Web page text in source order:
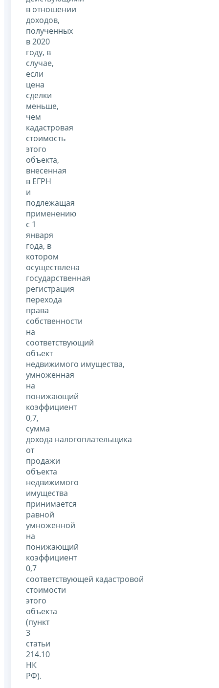
в отношении
доходов,
полученных
в 2020
году, в
случае,
если
цена
сделки
меньше,
чем
кадастровая
стоимость
этого
объекта,
внесенная
в ЕГРН
и
подлежащая
применению
с 1
января
года, в
котором
осуществлена
государственная
регистрация
перехода
права
собственности
на
соответствующий
объект
недвижимого имущества,
умноженная
на
понижающий
коэффициент
0,7,
сумма
дохода налогоплательщика
от
продажи
объекта
недвижимого
имущества
принимается
равной
умноженной
на
понижающий
коэффициент
0,7
соответствующей кадастровой
стоимости
этого
объекта
(пункт
3
статьи
214.10
НК
РФ).